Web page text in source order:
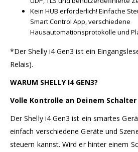
Kein HUB erforderlich! Einfache
Smart Control App, verschiedene
Hausautomationsprotokolle und
*Der Shelly i4 Gen3 ist ein
Relais).
WARUM SHELLY I4 GEN3?
Volle Kontrolle an Deinem Schalter
Der Shelly i4 Gen3 ist ein smartes
einfach verschiedene Geräte und
steuern kannst. Wird er hinter einem